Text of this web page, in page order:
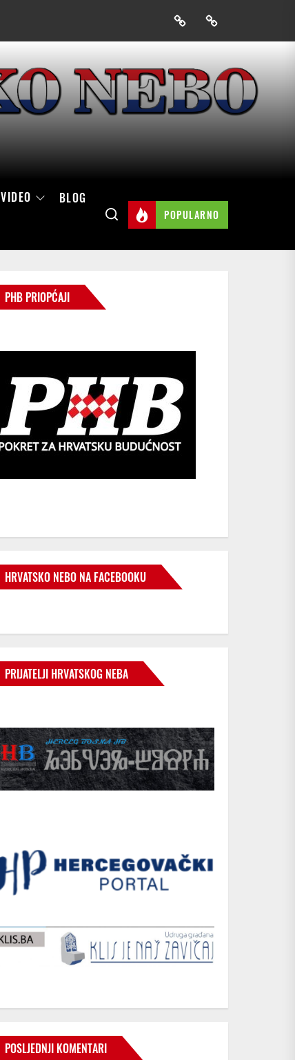
PrijavakSkini
mobilnu
Hrvatskog
neba
VIDEO BLOG
POPULARNO
PHB PRIOPĆAJI
HRVATSKO NEBO NA FACEBOOKU
PRIJATELJI HRVATSKOG NEBA
POSLJEDNJI KOMENTARI